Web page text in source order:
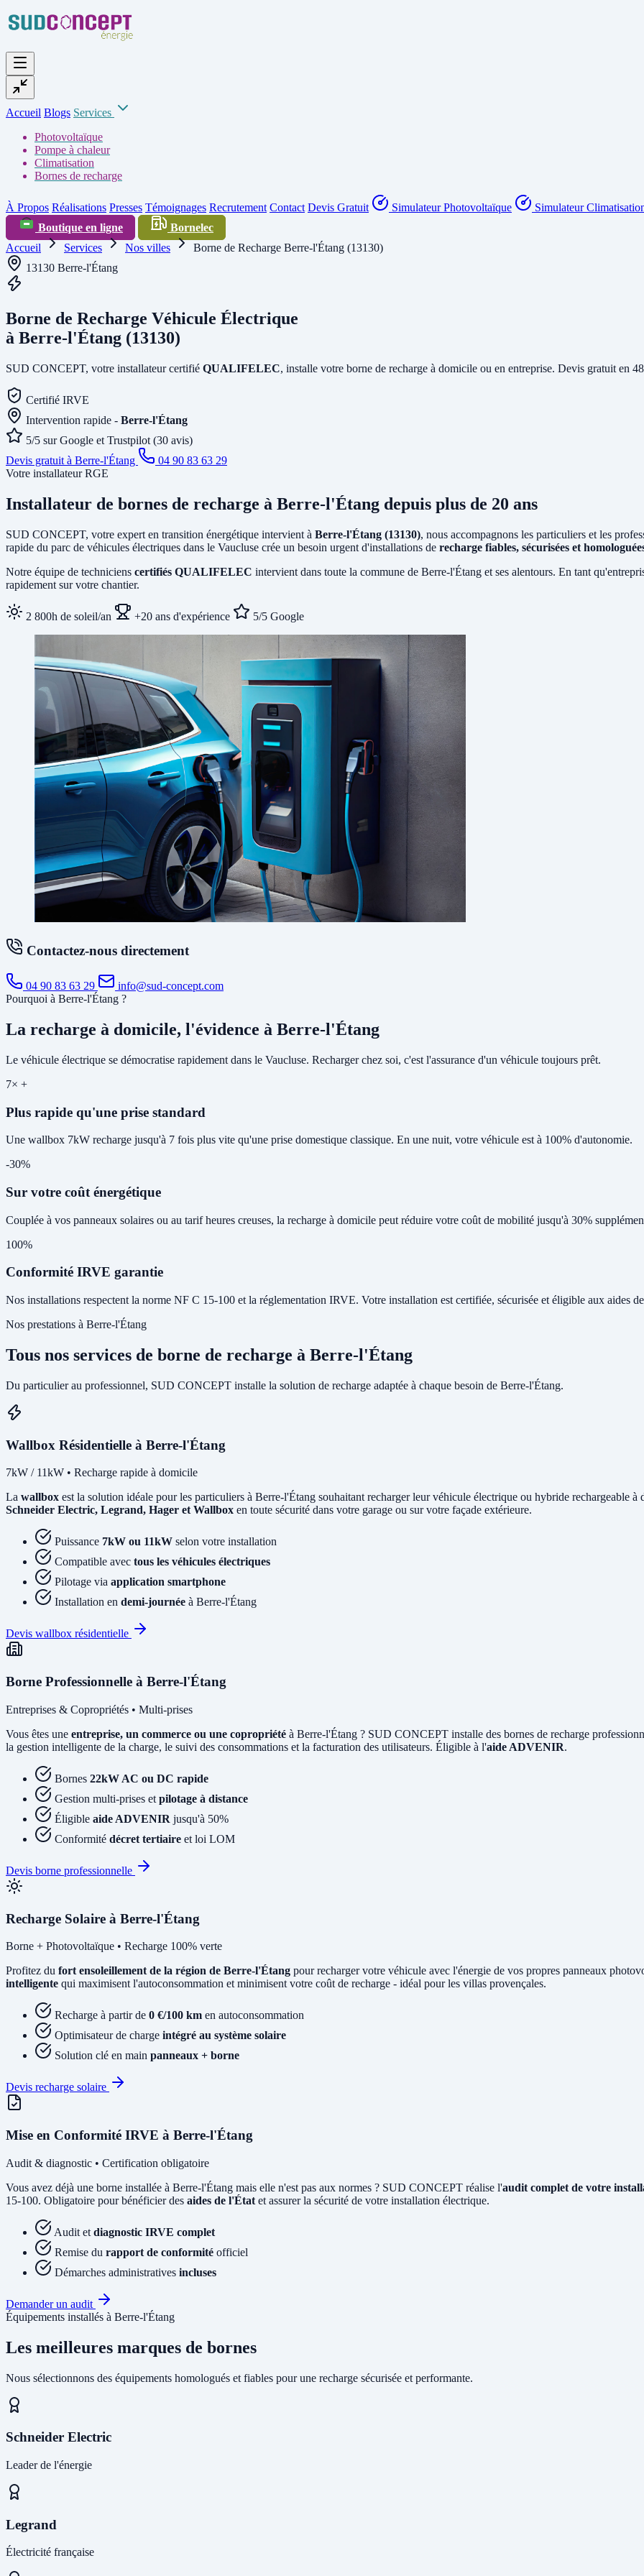
Accueil Blogs Services
Photovoltaïque
Pompe à chaleur
Climatisation
Bornes de recharge
À Propos Réalisations Presses Témoignages Recrutement Contact Devis Gratuit Simulateur Photovoltaïque Simulateur
Boutique en ligne
Bornelec
Accueil
Services Nos villes
Borne de Recharge Berre-l'Étang (13130)
13130 Berre-l'Étang
Borne de Recharge Véhicule Électrique
à Berre-l'Étang (13130)
SUD CONCEPT, votre installateur certifié QUALIFELEC, installe votre borne de recharge à domicile ou en entreprise. Devis gratuit en
Certifié IRVE
Intervention rapide - Berre-l'Étang
5/5 sur Google et Trustpilot (30 avis)
Devis gratuit à Berre-l'Étang
04 90 83 63 29
Votre installateur RGE
Installateur de bornes de recharge à Berre-l'Étang depuis plus de 20 ans
SUD CONCEPT, votre expert en transition énergétique intervient à Berre-l'Étang (13130), nous accompagnons les particuliers et les
rapide du parc de véhicules électriques dans le Vaucluse crée un besoin urgent d'installations de recharge fiables, sécurisées et
Notre équipe de techniciens certifiés QUALIFELEC intervient dans toute la commune de Berre-l'Étang et ses alentours. En tant
rapidement sur votre chantier.
2 800h de soleil/an +20 ans d'expérience 5/5 Google
Contactez-nous directement
04 90 83 63 29
info@sud-concept.com
Pourquoi à Berre-l'Étang ?
La recharge à domicile, l'évidence à Berre-l'Étang
Le véhicule électrique se démocratise rapidement dans le Vaucluse. Recharger chez soi, c'est l'assurance d'un véhicule toujours prêt.
7× +
Plus rapide qu'une prise standard
Une wallbox 7kW recharge jusqu'à 7 fois plus vite qu'une prise domestique classique. En une nuit, votre véhicule est à 100% d'autonomie.
-30%
Sur votre coût énergétique
Couplée à vos panneaux solaires ou au tarif heures creuses, la recharge à domicile peut réduire votre coût de mobilité jusqu'à 30%
100%
Conformité IRVE garantie
Nos installations respectent la norme NF C 15-100 et la réglementation IRVE. Votre installation est certifiée, sécurisée et éligible aux aides
Nos prestations à Berre-l'Étang
Tous nos services de borne de recharge à Berre-l'Étang
Du particulier au professionnel, SUD CONCEPT installe la solution de recharge adaptée à chaque besoin de Berre-l'Étang.
Wallbox Résidentielle à Berre-l'Étang
7kW / 11kW • Recharge rapide à domicile
La wallbox est la solution idéale pour les particuliers à Berre-l'Étang souhaitant recharger leur véhicule électrique ou hybride rechargeable
Schneider Electric, Legrand, Hager et Wallbox en toute sécurité dans votre garage ou sur votre façade extérieure.
Puissance 7kW ou 11kW selon votre installation
Compatible avec tous les véhicules électriques
Pilotage via application smartphone
Installation en demi-journée à Berre-l'Étang
Devis wallbox résidentielle
Borne Professionnelle à Berre-l'Étang
Entreprises & Copropriétés • Multi-prises
Vous êtes une entreprise, un commerce ou une copropriété à Berre-l'Étang ? SUD CONCEPT installe des bornes de recharge
la gestion intelligente de la charge, le suivi des consommations et la facturation des utilisateurs. Éligible à l'aide ADVENIR.
Bornes 22kW AC ou DC rapide
Gestion multi-prises et pilotage à distance
Éligible aide ADVENIR jusqu'à 50%
Conformité décret tertiaire et loi LOM
Devis borne professionnelle
Recharge Solaire à Berre-l'Étang
Borne + Photovoltaïque • Recharge 100% verte
Profitez du fort ensoleillement de la région de Berre-l'Étang pour recharger votre véhicule avec l'énergie de vos propres panneaux
intelligente qui maximisent l'autoconsommation et minimisent votre coût de recharge - idéal pour les villas provençales.
Recharge à partir de 0 €/100 km en autoconsommation
Optimisateur de charge intégré au système solaire
Solution clé en main panneaux + borne
Devis recharge solaire
Mise en Conformité IRVE à Berre-l'Étang
Audit & diagnostic • Certification obligatoire
Vous avez déjà une borne installée à Berre-l'Étang mais elle n'est pas aux normes ? SUD CONCEPT réalise l'audit complet de votre
15-100. Obligatoire pour bénéficier des aides de l'État et assurer la sécurité de votre installation électrique.
Audit et diagnostic IRVE complet
Remise du rapport de conformité officiel
Démarches administratives incluses
Demander un audit
Équipements installés à Berre-l'Étang
Les meilleures marques de bornes
Nous sélectionnons des équipements homologués et fiables pour une recharge sécurisée et performante.
Schneider Electric
Leader de l'énergie
Legrand
Électricité française